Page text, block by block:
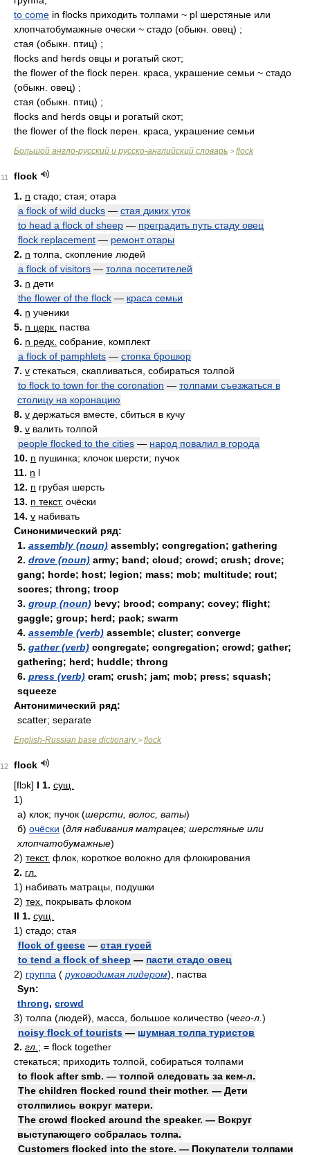
to come in flocks приходить толпами ~ pl шерстяные или
хлопчатобумажные очески ~ стадо (обыкн. овец) ;
стая (обыкн. птиц) ;
flocks and herds овцы и рогатый скот;
the flower of the flock перен. краса, украшение семьи ~ стадо
(обыкн. овец) ;
стая (обыкн. птиц) ;
flocks and herds овцы и рогатый скот;
the flower of the flock перен. краса, украшение семьи
Большой англо-русский и русско-английский словарь > flock
11
flock
1. n стадо; стая; отара
a flock of wild ducks — стая диких уток
to head a flock of sheep — преградить путь стаду овец
flock replacement — ремонт отары
2. n толпа, скопление людей
a flock of visitors — толпа посетителей
3. n дети
the flower of the flock — краса семьи
4. n ученики
5. n церк. паства
6. n редк. собрание, комплект
a flock of pamphlets — стопка брошюр
7. v стекаться, скапливаться, собираться толпой
to flock to town for the coronation — толпами съезжаться в
столицу на коронацию
8. v держаться вместе, сбиться в кучу
9. v валить толпой
people flocked to the cities — народ повалил в города
10. n пушинка; клочок шерсти; пучок
11. n l
12. n грубая шерсть
13. n текст. очёски
14. v набивать
Синонимический ряд:
1. assembly (noun) assembly; congregation; gathering
2. drove (noun) army; band; cloud; crowd; crush; drove;
gang; horde; host; legion; mass; mob; multitude; rout;
scores; throng; troop
3. group (noun) bevy; brood; company; covey; flight;
gaggle; group; herd; pack; swarm
4. assemble (verb) assemble; cluster; converge
5. gather (verb) congregate; congregation; crowd; gather;
gathering; herd; huddle; throng
6. press (verb) cram; crush; jam; mob; press; squash;
squeeze
Антонимический ряд:
scatter; separate
English-Russian base dictionary> flock
12
flock
[flɔk] I 1. сущ.
1)
а) клок; пучок (шерсти, волос, ваты)
б) очёски (для набивания матрацев; шерстяные или
хлопчатобумажные)
2) текст. флок, короткое волокно для флокирования
2. гл.
1) набивать матрацы, подушки
2) тех. покрывать флоком
II 1. сущ.
1) стадо; стая
flock of geese — стая гусей
to tend a flock of sheep — пасти стадо овец
2) группа ( руководимая лидером) , паства
Syn:
throng, crowd
3) толпа (людей), масса, большое количество (чего-л. )
noisy flock of tourists — шумная толпа туристов
2. гл. ; = flock together
стекаться; приходить толпой, собираться толпами
to flock after smb. — толпой следовать за кем-л.
The children flocked round their mother. — Дети
столпились вокруг матери.
The crowd flocked around the speaker. — Вокруг
выступающего собралась толпа.
Customers flocked into the store. — Покупатели толпами